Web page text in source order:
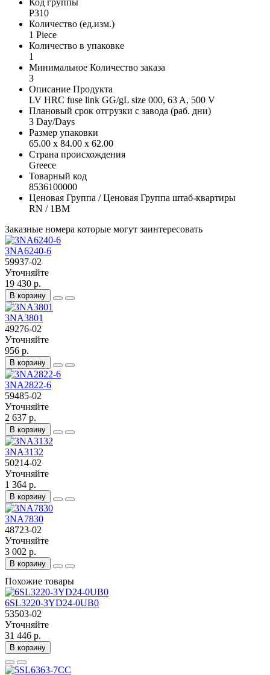
Код группы
P310
Количество (ед.изм.)
1 Piece
Количество в упаковке
1
Минимальное Количество заказа
3
Описание Продукта
LV HRC fuse link GG/gL size 000, 63 A, 500 V
Плановый срок отгрузки с завода (раб. дни)
3 Day/Days
Размер упаковки
65.00 x 84.00 x 62.00
Страна происхождения
Greece
Товарный код
8536100000
Ценовая Группа / Ценовая Группа штаб-квартиры
RN / 1BM
Заказные номера которые могут заинтересовать
3NA6240-6
59937-02
Уточняйте
19 430 р.
В корзину
3NA3801
49276-02
Уточняйте
956 р.
В корзину
3NA2822-6
59485-02
Уточняйте
2 637 р.
В корзину
3NA3132
50214-02
Уточняйте
1 364 р.
В корзину
3NA7830
48723-02
Уточняйте
3 002 р.
В корзину
Похожие товары
6SL3220-3YD24-0UB0
53503-02
Уточняйте
31 446 р.
В корзину